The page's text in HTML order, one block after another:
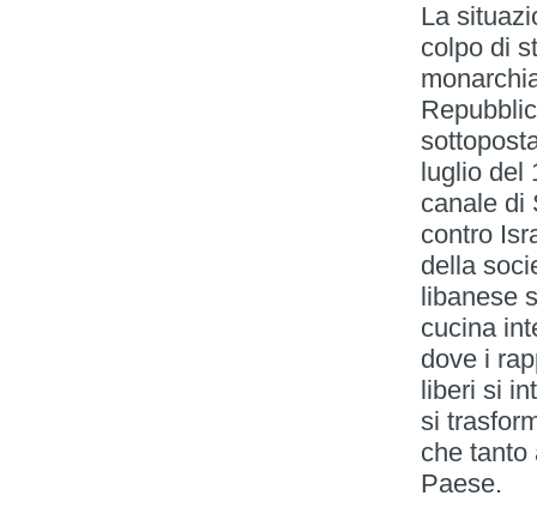
La
colpo di
luglio del
canale di
contro
della
libanese
cucina
dove i
liberi si
si
che tanto
Paese.